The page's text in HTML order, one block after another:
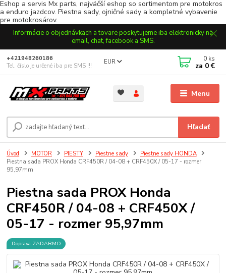
Eshop a servis Mx parts, najväčší eshop so sortimentom pre motokros
a enduro jazdcov. Piestna sady, ojničné sady a kompletné vybavenie
pre motokrosárov.
Informácie o objednávkach a tovare poskytujeme iba elektronicky na
email, chat, facebook a SMS.
Menu
EUR
Hľadať
+421948260186
Tel. číslo je určené iba pre SMS !!!
0 ks
za 0 €
Úvod MOTOR PIESTY Piestne sady
Piestne sady HONDA
Piestna sada PROX Honda CRF450R / 04-08 + CRF450X / 05-17 - rozmer
95,97mm
Piestna sada PROX Honda
CRF450R / 04-08 + CRF450X /
05-17 - rozmer 95,97mm
Doprava ZADARMO